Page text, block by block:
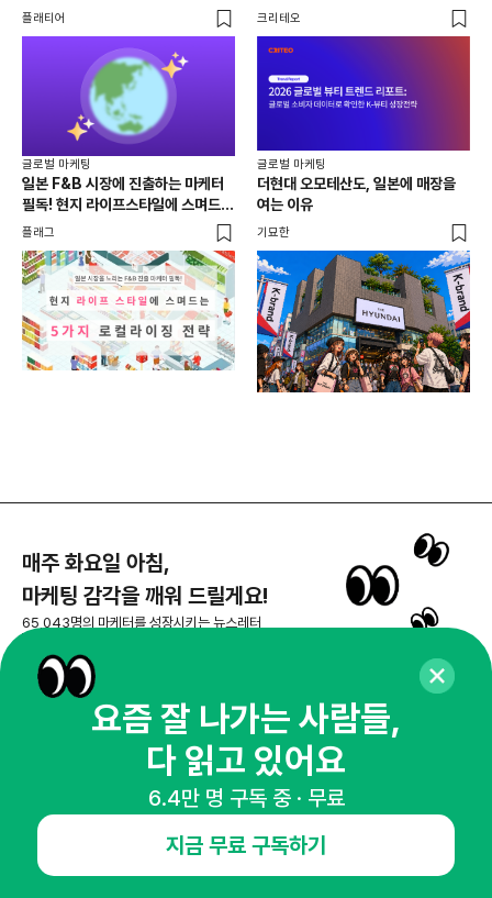
플래티어
뷰티 성장전략
크리테오
글로벌 마케팅
일본 F&B 시장에 진출하는 마케터
필독! 현지 라이프스타일에 스며드는
5가지 로컬라이징 전략
플래그
글로벌 마케팅
더현대 오모테산도, 일본에 매장을
여는 이유
기묘한
매주 화요일 아침,
마케팅 감각을 깨워 드릴게요!
65,043명의 마케터를 성장시키는 뉴스레터
뉴스레터 구독하기
NHN AD
요즘 잘 나가는 사람들,
다 읽고 있어요
6.4만 명 구독 중 · 무료
지금 무료 구독하기